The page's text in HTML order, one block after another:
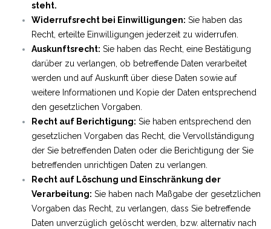
steht.
Widerrufsrecht bei Einwilligungen: Sie haben das
Recht, erteilte Einwilligungen jederzeit zu widerrufen.
Auskunftsrecht: Sie haben das Recht, eine Bestätigung
darüber zu verlangen, ob betreffende Daten verarbeitet
werden und auf Auskunft über diese Daten sowie auf
weitere Informationen und Kopie der Daten entsprechend
den gesetzlichen Vorgaben.
Recht auf Berichtigung: Sie haben entsprechend den
gesetzlichen Vorgaben das Recht, die Vervollständigung
der Sie betreffenden Daten oder die Berichtigung der Sie
betreffenden unrichtigen Daten zu verlangen.
Recht auf Löschung und Einschränkung der
Verarbeitung: Sie haben nach Maßgabe der gesetzlichen
Vorgaben das Recht, zu verlangen, dass Sie betreffende
Daten unverzüglich gelöscht werden, bzw. alternativ nach